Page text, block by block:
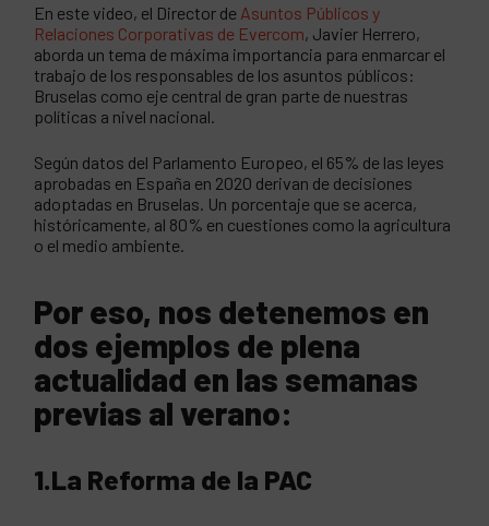
En este video, el Director de Asuntos Públicos y
Relaciones Corporativas de Evercom, Javier Herrero,
aborda un tema de máxima importancia para enmarcar el
trabajo de los responsables de los asuntos públicos:
Bruselas como eje central de gran parte de nuestras
políticas a nivel nacional.
Según datos del Parlamento Europeo, el 65% de las leyes
aprobadas en España en 2020 derivan de decisiones
adoptadas en Bruselas. Un porcentaje que se acerca,
históricamente, al 80% en cuestiones como la agricultura
o el medio ambiente.
Por eso, nos detenemos en
dos ejemplos de plena
actualidad en las semanas
previas al verano:
1.La Reforma de la PAC